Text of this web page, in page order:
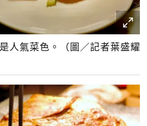
人氣菜色。（圖／記者葉盛耀